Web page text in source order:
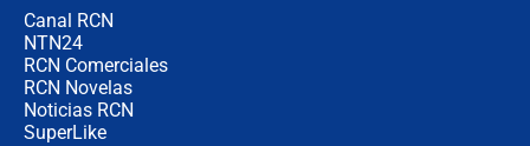
Canal RCN
NTN24
RCN Comerciales
RCN Novelas
Noticias RCN
SuperLike